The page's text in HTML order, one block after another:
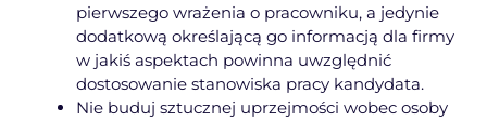
pierwszego wrażenia o pracowniku, a jedynie
dodatkową określającą go informacją dla firmy
w jakiś aspektach powinna uwzględnić
dostosowanie stanowiska pracy kandydata.
Nie buduj sztucznej uprzejmości wobec osoby